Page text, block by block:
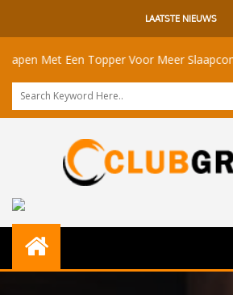
LAATSTE NIEUWS
Met Een Topper Voor Meer Slaapcomfort